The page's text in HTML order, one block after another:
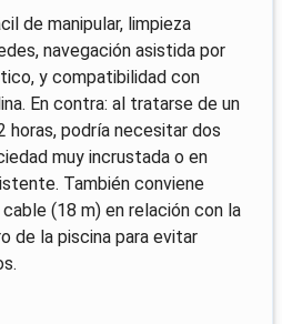
de manipular, limpieza
navegación asistida por
y compatibilidad con
En contra: al tratarse de un
podría necesitar dos
muy incrustada o en
También conviene
(18 m) en relación con la
de la piscina para evitar